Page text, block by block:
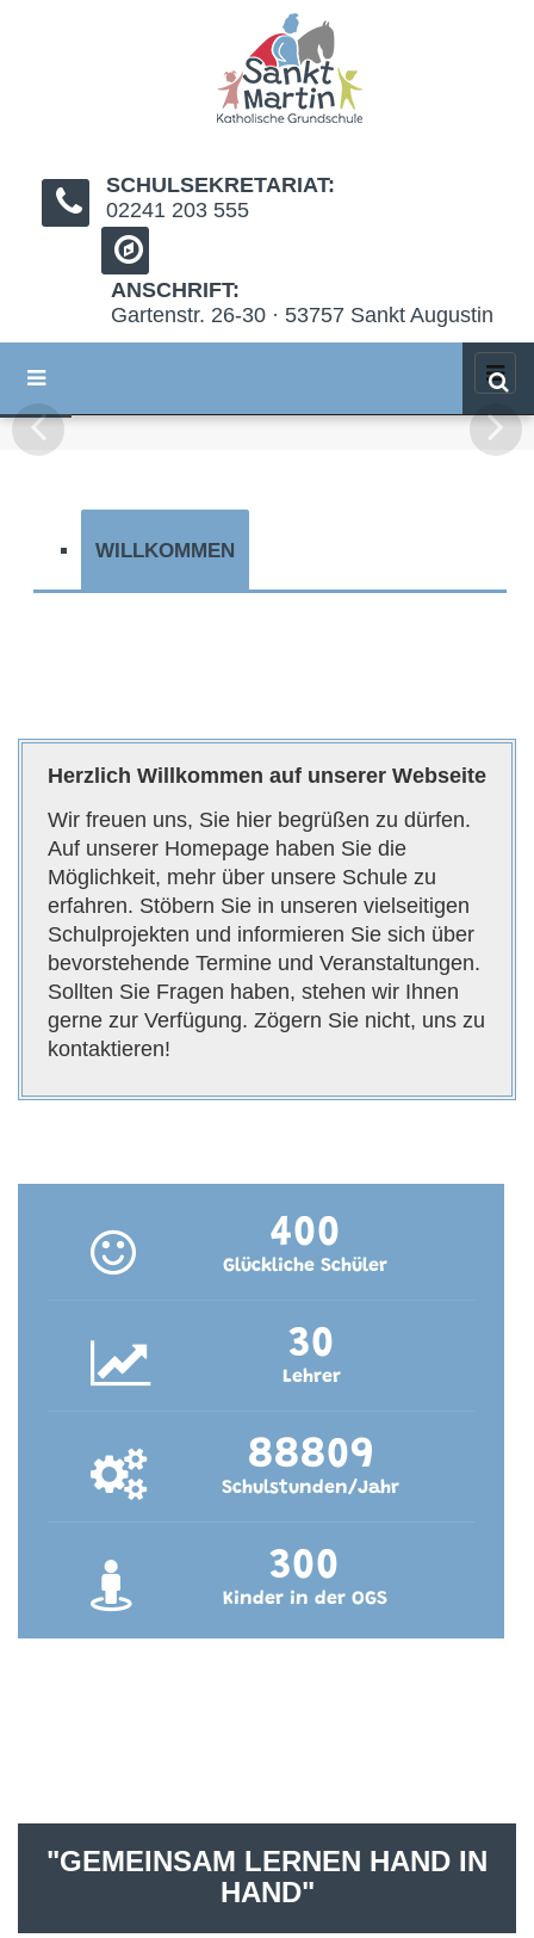
SCHULSEKRETARIAT:
02241 203 555
ANSCHRIFT:
Gartenstr. 26-30 · 53757 Sankt Augustin
Unsere
Martin
in Sankt
Augustin-
Mülldorf
Offener
Katholische
in Sankt
Augustin-
Mülldorf
WILLKOMMEN
Herzlich Willkommen auf unserer Webseite
Wir freuen uns, Sie hier begrüßen zu dürfen.
Auf unserer Homepage haben Sie die
Möglichkeit, mehr über unsere Schule zu
erfahren. Stöbern Sie in unseren vielseitigen
Schulprojekten und informieren Sie sich über
bevorstehende Termine und Veranstaltungen.
Sollten Sie Fragen haben, stehen wir Ihnen
gerne zur Verfügung. Zögern Sie nicht, uns zu
kontaktieren!
400
Glückliche Schüler
30
Lehrer
88809
Schulstunden/Jahr
300
Kinder in der OGS
"GEMEINSAM LERNEN HAND IN
HAND"